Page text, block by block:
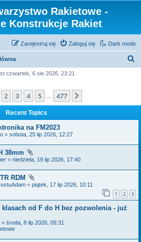
Rakietowe -
Konstrukcje Rakiet
Dark mode
Zaloguj się
Zarejestruj się
a
j
czwartek, 6 sie 2026, 23:21
1 z477
2 3 4 5 477
Recent Topics
na FM2023
« sobota, 25 lip 2026, 12:27
38mm
« niedziela, 19 lip 2026, 17:40
RDM
« piątek, 17 lip 2026, 10:11
1 2 3
od F do H bez pozwolenia - już
« środa, 8 lip 2026, 09:31